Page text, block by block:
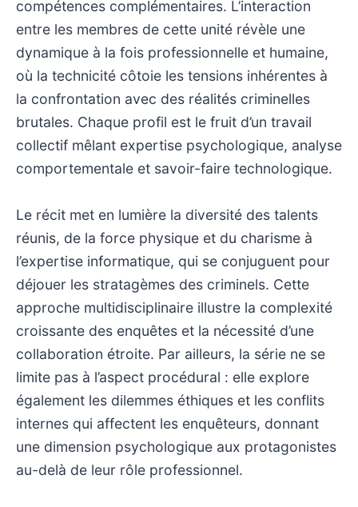
compétences complémentaires. L’interaction
entre les membres de cette unité révèle une
dynamique à la fois professionnelle et humaine,
où la technicité côtoie les tensions inhérentes à
la confrontation avec des réalités criminelles
brutales. Chaque profil est le fruit d’un travail
collectif mêlant expertise psychologique, analyse
comportementale et savoir-faire technologique.
Le récit met en lumière la diversité des talents
réunis, de la force physique et du charisme à
l’expertise informatique, qui se conjuguent pour
déjouer les stratagèmes des criminels. Cette
approche multidisciplinaire illustre la complexité
croissante des enquêtes et la nécessité d’une
collaboration étroite. Par ailleurs, la série ne se
limite pas à l’aspect procédural : elle explore
également les dilemmes éthiques et les conflits
internes qui affectent les enquêteurs, donnant
une dimension psychologique aux protagonistes
au-delà de leur rôle professionnel.